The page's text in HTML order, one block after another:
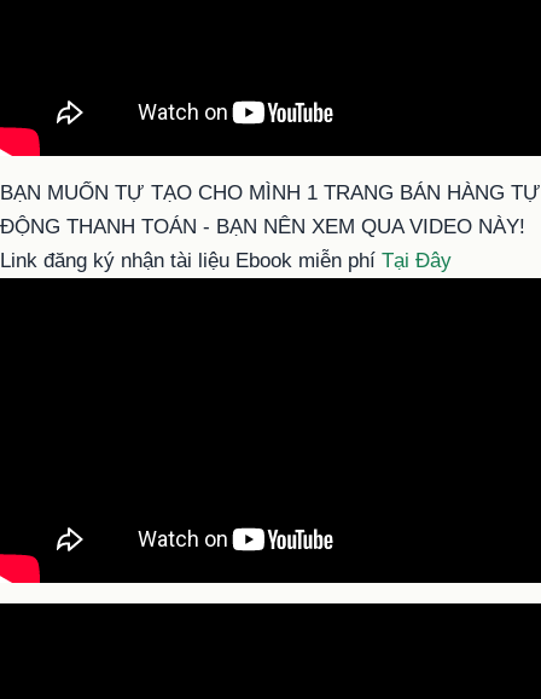
BẠN MUỐN TỰ TẠO CHO MÌNH 1 TRANG BÁN HÀNG TỰ
ĐỘNG THANH TOÁN - BẠN NÊN XEM QUA VIDEO NÀY!
Link đăng ký nhận tài liệu Ebook miễn phí Tại Đây